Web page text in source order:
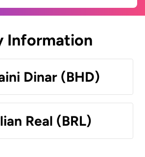
Information
Dinar (BHD)
Real (BRL)